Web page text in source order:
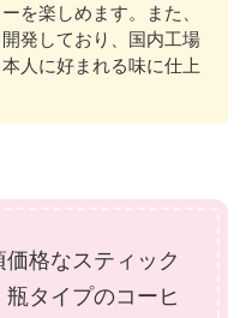
を楽しめます。また、
発しており、国内工場
人に好まれる味に仕上
格なスティック
タイプのコーヒ